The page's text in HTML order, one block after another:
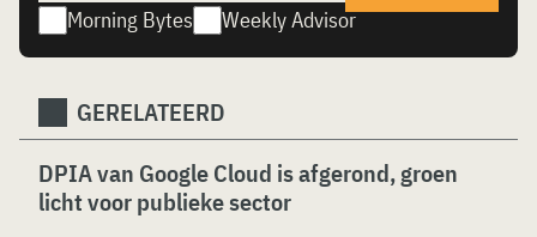
Morning Bytes Weekly Advisor
GERELATEERD
DPIA van Google Cloud is afgerond, groen
licht voor publieke sector